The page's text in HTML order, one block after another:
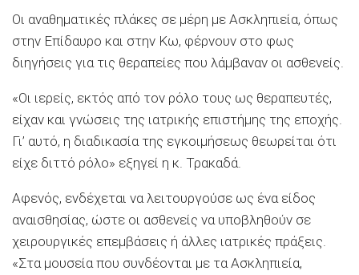
Οι αναθηματικές πλάκες σε μέρη με Ασκληπιεία, όπως
στην Επίδαυρο και στην Κω, φέρνουν στο φως
διηγήσεις για τις θεραπείες που λάμβαναν οι ασθενείς.
«Οι ιερείς, εκτός από τον ρόλο τους ως θεραπευτές,
είχαν και γνώσεις της ιατρικής επιστήμης της εποχής.
Γι’ αυτό, η διαδικασία της εγκοιμήσεως θεωρείται ότι
είχε διττό ρόλο» εξηγεί η κ. Τρακαδά.
Αφενός, ενδέχεται να λειτουργούσε ως ένα είδος
αναισθησίας, ώστε οι ασθενείς να υποβληθούν σε
χειρουργικές επεμβάσεις ή άλλες ιατρικές πράξεις.
«Στα μουσεία που συνδέονται με τα Ασκληπιεία,